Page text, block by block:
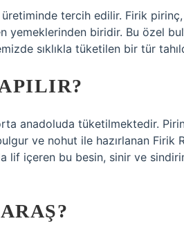
tercih edilir. Firik
yemeklerinden biridir. Bu özel
sıklıkla tüketilen bir tür
anadoluda tüketilmektedir.
ve nohut ile hazırlanan Firik
lif içeren bu besin, sinir ve